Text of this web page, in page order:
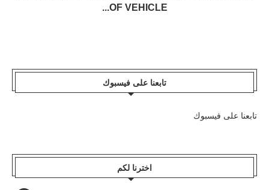
OF VEHICLE...
تابعنا على فيسبوك
تابعنا على فيسبوك
اخترنا لكم